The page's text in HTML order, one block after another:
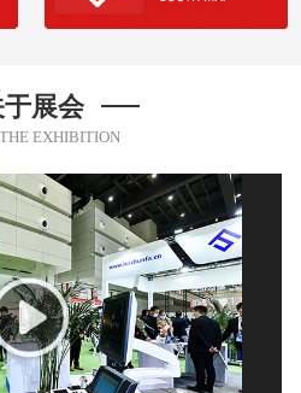
于展会
EXHIBITION